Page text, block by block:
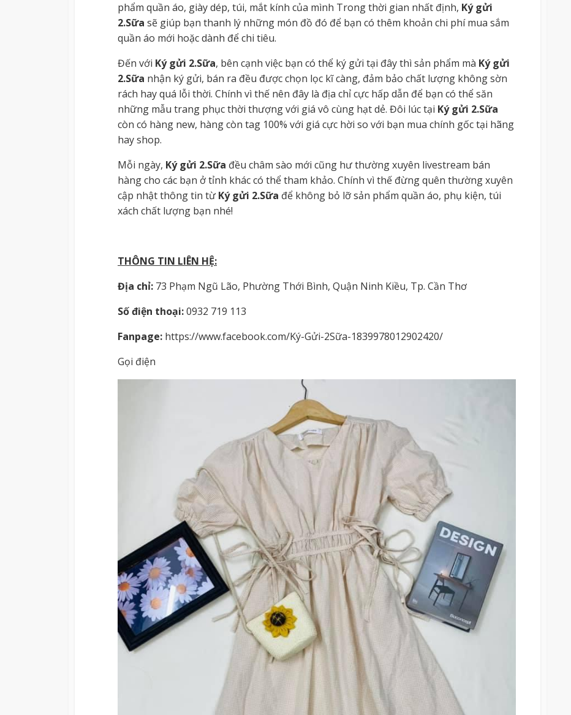
phẩm quần áo, giày dép, túi, mắt kính của mình Trong thời gian nhất định, Ký gửi
2.Sữa sẽ giúp bạn thanh lý những món đồ đó để bạn có thêm khoản chi phí mua sắm
quần áo mới hoặc dành để chi tiêu.
Đến với Ký gửi 2.Sữa, bên cạnh việc bạn có thể ký gửi tại đây thì sản phẩm mà Ký gửi
2.Sữa nhận ký gửi, bán ra đều được chọn lọc kĩ càng, đảm bảo chất lượng không sờn
rách hay quá lỗi thời. Chính vì thế nên đây là địa chỉ cực hấp dẫn để bạn có thể săn
những mẫu trang phục thời thượng với giá vô cùng hạt dẻ. Đôi lúc tại Ký gửi 2.Sữa
còn có hàng new, hàng còn tag 100% với giá cực hời so với bạn mua chính gốc tại hãng
hay shop.
Mỗi ngày, Ký gửi 2.Sữa đều châm sào mới cũng hư thường xuyên livestream bán
hàng cho các bạn ở tỉnh khác có thể tham khảo. Chính vì thế đừng quên thường xuyên
cập nhật thông tin từ Ký gửi 2.Sữa để không bỏ lỡ sản phẩm quần áo, phụ kiện, túi
xách chất lượng bạn nhé!
THÔNG TIN LIÊN HỆ:
Địa chỉ: 73 Phạm Ngũ Lão, Phường Thới Bình, Quận Ninh Kiều, Tp. Cần Thơ
Số điện thoại:0932 719 113
Fanpage: https://www.facebook.com/Ký-Gửi-2Sữa-1839978012902420/
Gọi điện